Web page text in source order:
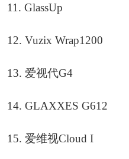
11. GlassUp
12. Vuzix Wrap1200
13. 爱视代G4
14. GLAXXES G612
15. 爱维视Cloud I